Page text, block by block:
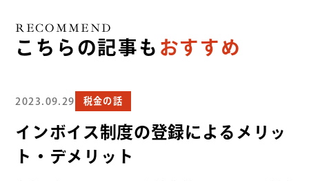
こちらの記事も おすすめ
RECOMMEND
2023.09.29 税金の話
インボイス制度の登録によるメリッ
ト・デメリット